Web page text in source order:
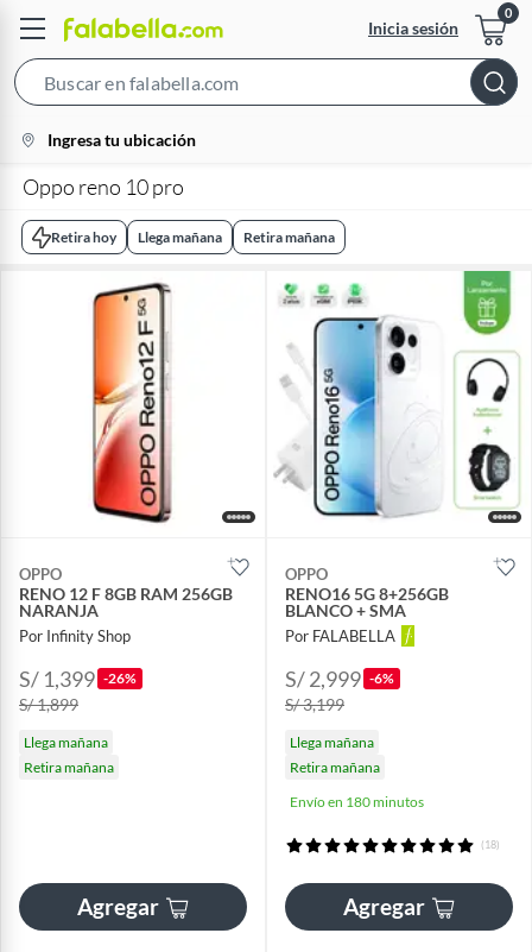
Inicia sesión
Bar
location-
icon
Ingresa tu ubicación
Oppo reno 10 pro
Retira hoy Llega mañana Retira mañana
OPPO
RENO 12 F 8GB RAM 256GB
NARANJA
Por Infinity Shop
S/ 1,399 -26%
S/ 1,899
Llega mañana
Retira mañana
Agregar
OPPO
RENO16 5G 8+256GB
BLANCO + SMA
Por FALABELLA
S/ 2,999 -6%
S/ 3,199
Llega mañana
Retira mañana
Envío en 180 minutos
(18)
Agregar